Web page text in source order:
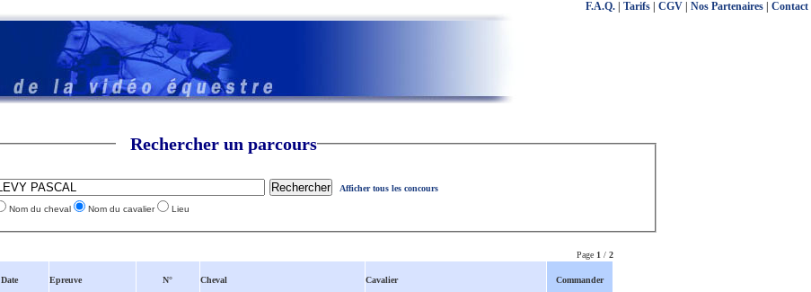
F.A.Q. Tarifs CGV Nos Partenaires Contact
Rechercher un parcours
Afficher tous les concours
Nom du cheval Nom du cavalier Lieu
Page 1 / 2
Date Epreuve N° Cheval Cavalier Commander